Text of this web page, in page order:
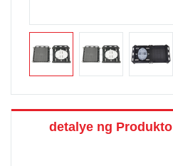
detalye ng Produkto